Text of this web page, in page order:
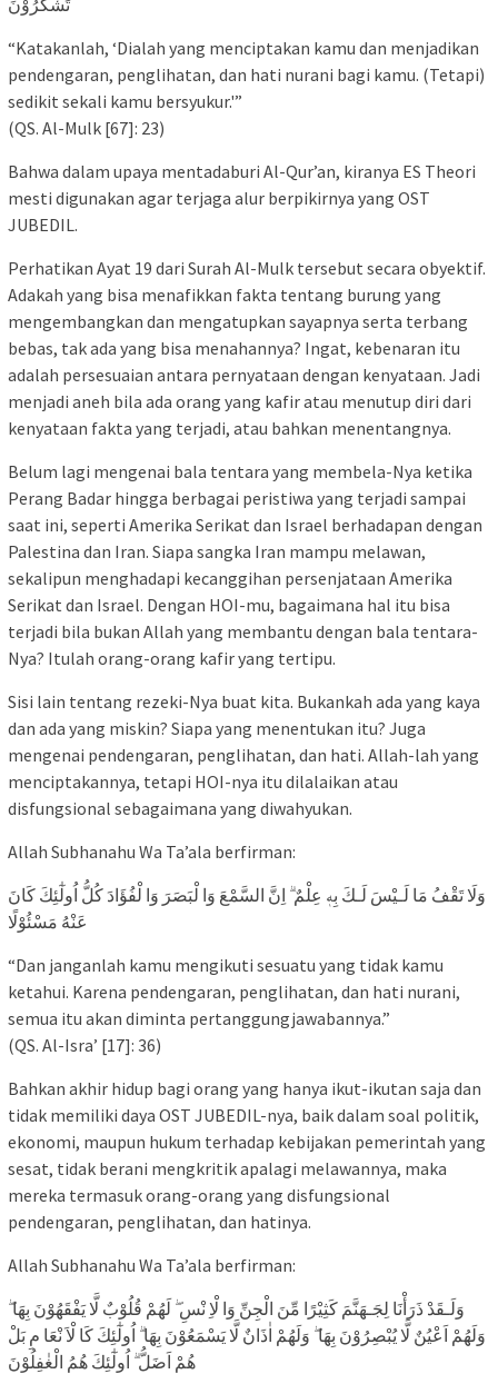
تَشْكُرُوْنَ
“Katakanlah, ‘Dialah yang menciptakan kamu dan menjadikan
pendengaran, penglihatan, dan hati nurani bagi kamu. (Tetapi)
sedikit sekali kamu bersyukur.'”
(QS. Al-Mulk [67]: 23)
Bahwa dalam upaya mentadaburi Al-Qur’an, kiranya ES Theori
mesti digunakan agar terjaga alur berpikirnya yang OST
JUBEDIL.
Perhatikan Ayat 19 dari Surah Al-Mulk tersebut secara obyektif.
Adakah yang bisa menafikkan fakta tentang burung yang
mengembangkan dan mengatupkan sayapnya serta terbang
bebas, tak ada yang bisa menahannya? Ingat, kebenaran itu
adalah persesuaian antara pernyataan dengan kenyataan. Jadi
menjadi aneh bila ada orang yang kafir atau menutup diri dari
kenyataan fakta yang terjadi, atau bahkan menentangnya.
Belum lagi mengenai bala tentara yang membela-Nya ketika
Perang Badar hingga berbagai peristiwa yang terjadi sampai
saat ini, seperti Amerika Serikat dan Israel berhadapan dengan
Palestina dan Iran. Siapa sangka Iran mampu melawan,
sekalipun menghadapi kecanggihan persenjataan Amerika
Serikat dan Israel. Dengan HOI-mu, bagaimana hal itu bisa
terjadi bila bukan Allah yang membantu dengan bala tentara-
Nya? Itulah orang-orang kafir yang tertipu.
Sisi lain tentang rezeki-Nya buat kita. Bukankah ada yang kaya
dan ada yang miskin? Siapa yang menentukan itu? Juga
mengenai pendengaran, penglihatan, dan hati. Allah-lah yang
menciptakannya, tetapi HOI-nya itu dilalaikan atau
disfungsional sebagaimana yang diwahyukan.
Allah Subhanahu Wa Ta’ala berfirman:
وَلَا تَقْفُ مَا لَـيْسَ لَـكَ بِهٖ عِلْمٌ ۗ اِنَّ السَّمْعَ وَا لْبَصَرَ وَا لْفُؤَادَ كُلُّ اُولٰٓئِكَ كَانَ
عَنْهُ مَسْئُوْلًا
“Dan janganlah kamu mengikuti sesuatu yang tidak kamu
ketahui. Karena pendengaran, penglihatan, dan hati nurani,
semua itu akan diminta pertanggungjawabannya.”
(QS. Al-Isra’ [17]: 36)
Bahkan akhir hidup bagi orang yang hanya ikut-ikutan saja dan
tidak memiliki daya OST JUBEDIL-nya, baik dalam soal politik,
ekonomi, maupun hukum terhadap kebijakan pemerintah yang
sesat, tidak berani mengkritik apalagi melawannya, maka
mereka termasuk orang-orang yang disfungsional
pendengaran, penglihatan, dan hatinya.
Allah Subhanahu Wa Ta’ala berfirman:
وَلَـقَدْ ذَرَأْنَا لِجَـهَنَّمَ كَثِيْرًا مِّنَ الْجِنِّ وَا لْاِ نْسِ ۖ لَهُمْ قُلُوْبٌ لَّا يَفْقَهُوْنَ بِهَا ۖ
وَلَهُمْ اَعْيُنٌ لَّا يُبْصِرُوْنَ بِهَا ۖ وَلَهُمْ اٰذَانٌ لَّا يَسْمَعُوْنَ بِهَا ۗ اُولٰٓئِكَ كَا لْاَ نْعَا مِ بَلْ
هُمْ اَضَلُّ ۗ اُولٰٓئِكَ هُمُ الْغٰفِلُوْنَ